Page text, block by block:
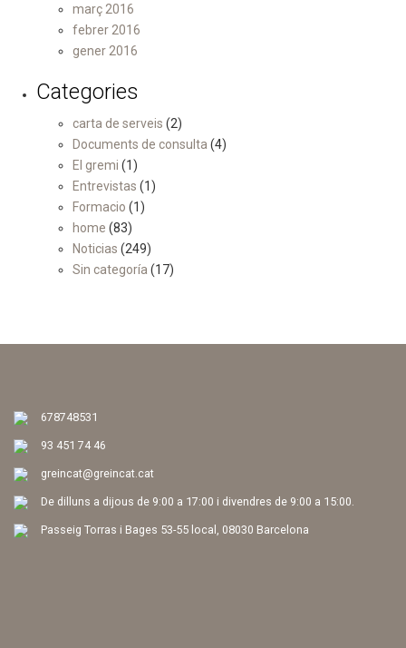
març 2016
febrer 2016
gener 2016
Categories
carta de serveis (2)
Documents de consulta (4)
El gremi (1)
Entrevistas (1)
Formacio (1)
home (83)
Noticias (249)
Sin categoría (17)
678748531
93 451 74 46
greincat@greincat.cat
De dilluns a dijous de 9:00 a 17:00 i divendres de 9:00 a 15:00.
Passeig Torras i Bages 53-55 local, 08030 Barcelona